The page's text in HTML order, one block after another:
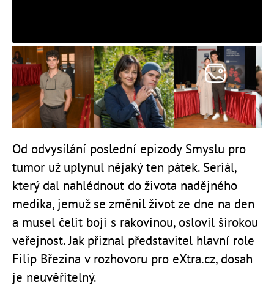
Od odvysílání poslední epizody Smyslu pro
tumor už uplynul nějaký ten pátek. Seriál,
který dal nahlédnout do života nadějného
medika, jemuž se změnil život ze dne na den
a musel čelit boji s rakovinou, oslovil širokou
veřejnost. Jak přiznal představitel hlavní role
Filip Březina v rozhovoru pro eXtra.cz, dosah
je neuvěřitelný.